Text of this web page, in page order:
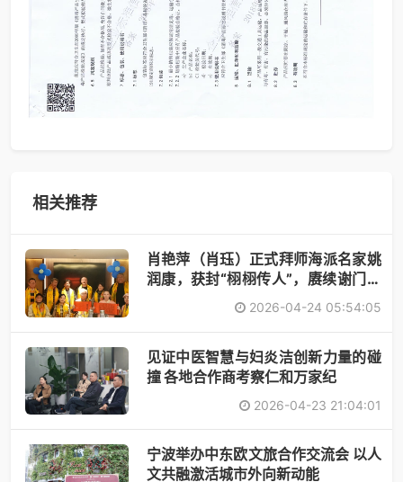
相关推荐
肖艳萍（肖珏）正式拜师海派名家姚
润康，获封“栩栩传人”，赓续谢门艺
2026-04-24 05:54:05
见证中医智慧与妇炎洁创新力量的碰
撞 各地合作商考察仁和万家纪
2026-04-23 21:04:01
宁波举办中东欧文旅合作交流会 以人
文共融激活城市外向新动能